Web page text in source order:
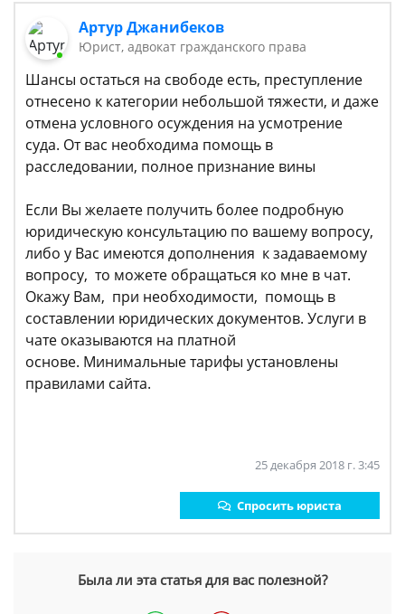
Артур Джанибеков
Юрист, адвокат гражданского права
Шансы остаться на свободе есть, преступление
отнесено к категории небольшой тяжести, и даже
отмена условного осуждения на усмотрение
суда. От вас необходима помощь в
расследовании, полное признание вины
Если Вы желаете получить более подробную
юридическую консультацию по вашему вопросу,
либо у Вас имеются дополнения к задаваемому
вопросу, то можете обращаться ко мне в чат.
Окажу Вам, при необходимости, помощь в
составлении юридических документов. Услуги в
чате оказываются на платной
основе. Минимальные тарифы установлены
правилами сайта.
25 декабря 2018 г. 3:45
Спросить юриста
Была ли эта статья для вас полезной?